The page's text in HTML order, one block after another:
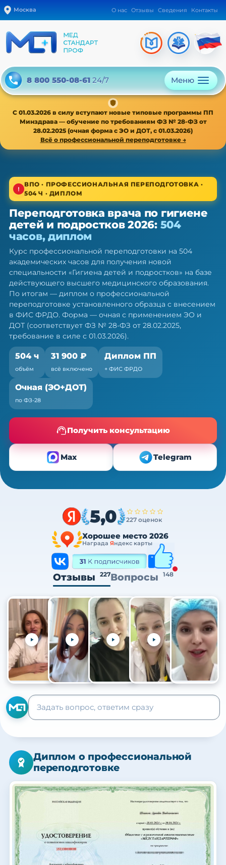
Москва О нас Отзывы Сведения Контакты
8 800 550-08-61 24/7 Меню
С 01.03.2026 в силу вступают новые типовые программы ПП
Минздрава — обучение по требованиям ФЗ № 28-ФЗ от
28.02.2025 (очная форма с ЭО и ДОТ, с 01.03.2026)
Всё о профессиональной переподготовке →
ВПО · новая типовая программа ПП с 01.03.2026
Переподготовка врача по гигиене
детей и подростков — ПП, 504 ч
Диплом о профессиональной переподготовке.
Очная форма с ЭО и ДОТ, без отрыва от работы
ВПО · ПРОФЕССИОНАЛЬНАЯ ПЕРЕПОДГОТОВКА ·
504 Ч · ДИПЛОМ
Переподготовка врача по гигиене
детей и подростков 2026: 504
часов, диплом
Курс профессиональной переподготовки на 504
академических часов для получения новой
специальности «Гигиена детей и подростков» на базе
действующего высшего медицинского образования.
По итогам — диплом о профессиональной
переподготовке установленного образца с внесением
в ФИС ФРДО. Форма — очная с применением ЭО и
ДОТ (соответствует ФЗ № 28-ФЗ от 28.02.2025,
требование в силе с 01.03.2026).
504 ч
объём
31 900 ₽
всё включено
Диплом ПП
+ ФИС ФРДО
Очная (ЭО+ДОТ)
по ФЗ-28
Получить консультацию
Max Telegram
5,0 227 оценок
Хорошее место 2026
Награда Яндекс карты
Отзывы 227Вопросы 148
+105
Диплом о профессиональной
переподготовке